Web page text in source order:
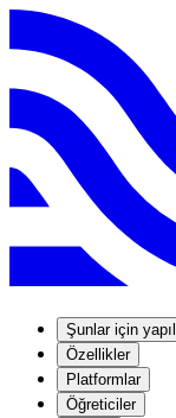
Şunlar için
Özellikler
Platformlar
Öğreticiler